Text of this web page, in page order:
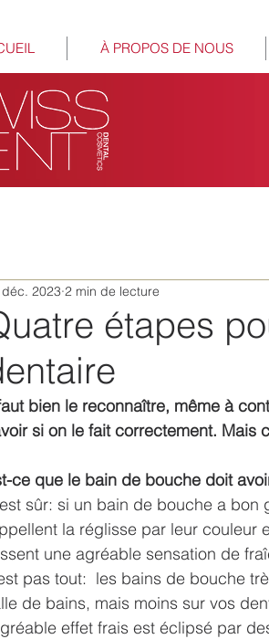
À PROPOS DE NOUS
étapes
2023 2 min de lecture
bien le reconnaître, même à
si on le fait correctement. Mais
ce que le bain de bouche doit
sûr: si un bain de bouche a bon
la réglisse par leur couleur
une agréable sensation de
pas tout:  les bains de bouche
de bains, mais moins sur vos
effet frais est éclipsé par